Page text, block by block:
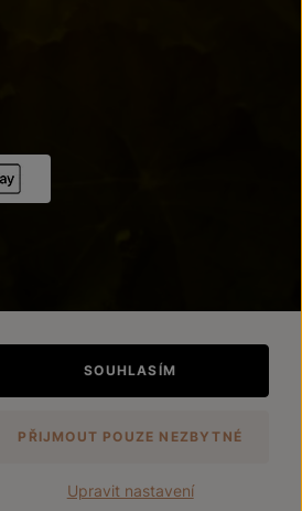
SOUHLASÍM
PŘIJMOUT POUZE NEZBYTNÉ
Upravit nastavení